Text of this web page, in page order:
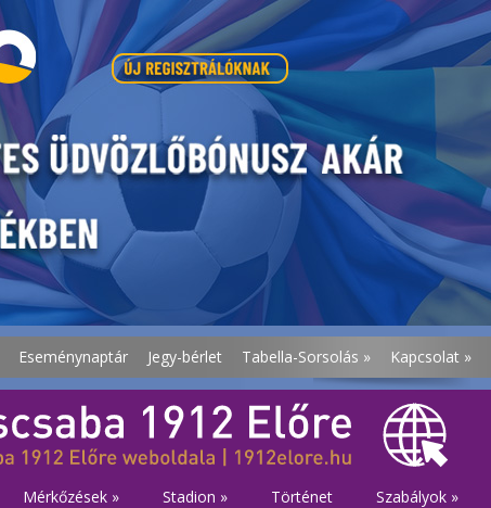
Eseménynaptár Jegy-bérlet Tabella-Sorsolás » Kapcsolat »
Mérkőzések » Stadion » Történet Szabályok »